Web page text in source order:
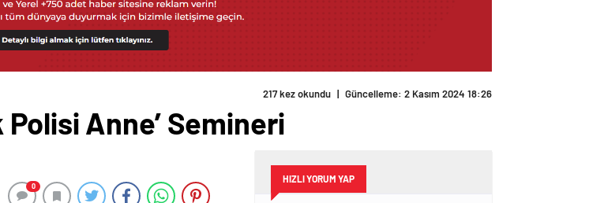
217 kez okundu | Güncelleme: 2 Kasım 2024 18:26
Polisi Anne’ Semineri
0
HIZLI YORUM YAP